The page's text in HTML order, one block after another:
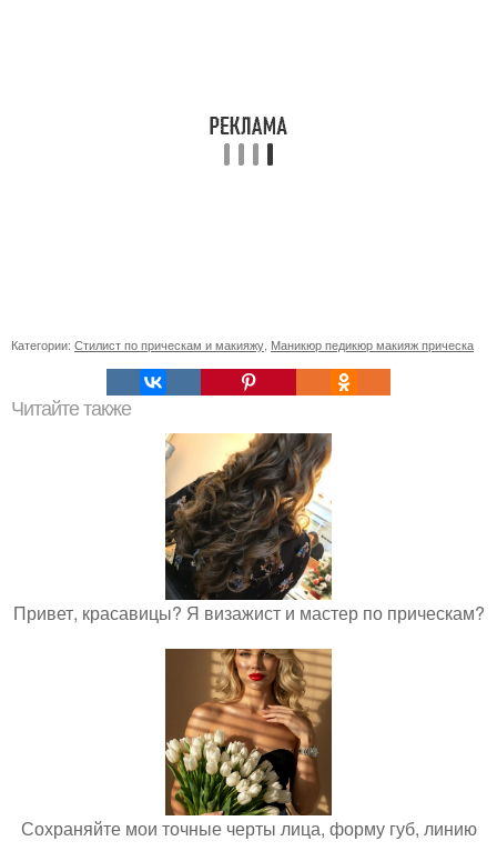
Категории: Стилист по прическам и макияжу Маникюр педикюр макияж прическа
Читайте также
Привет, красавицы? Я визажист и мастер по прическам?
Сохраняйте мои точные черты лица, форму губ, линию